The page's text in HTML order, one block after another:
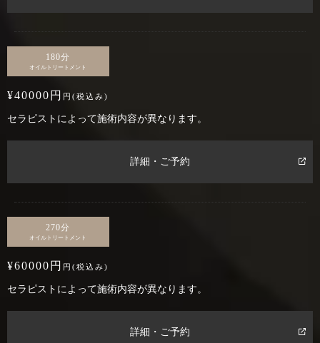
180分
オイルトリートメント
¥40000円 円(税込み)
セラピストによって施術内容が異なります。
詳細・ご予約
270分
オイルトリートメント
¥60000円 円(税込み)
セラピストによって施術内容が異なります。
詳細・ご予約